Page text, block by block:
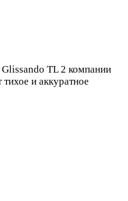
TL 2 компании
и аккуратное